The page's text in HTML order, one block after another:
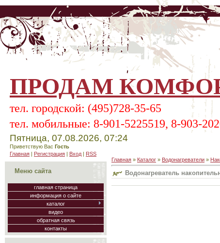
ПРОДАМ
тел. городской: (495)728-35-65
тел. мобильные: 8-901-5225519, 8-903-
Пятница, 07.08.2026, 07:24
Приветствую Вас Гость
Главная | Регистрация | Вход | RSS
Меню сайта
главная страница
информация о сайте
каталог
видео
обратная связь
контакты
Главная » Каталог » Водонагреватели »
Водонагреватель